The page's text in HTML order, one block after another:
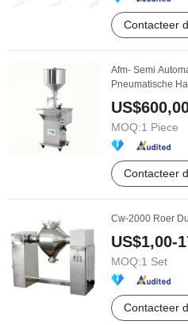
Contacteer
Afm- Semi
Pneumatische
MOQ:1 Piece
Contacteer
Cw-2000 Roer
US$1,00-
MOQ:1 Set
Contacteer